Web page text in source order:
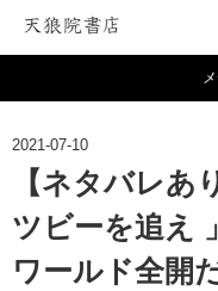
2021-07-10
【ネタバレあ
ツビーを追え
ワールド全開